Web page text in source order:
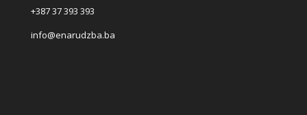
+387 37 393 393
info@enarudzba.ba